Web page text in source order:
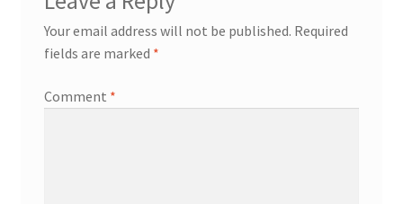
Your email address will not be published. Required
fields are marked *
Comment *